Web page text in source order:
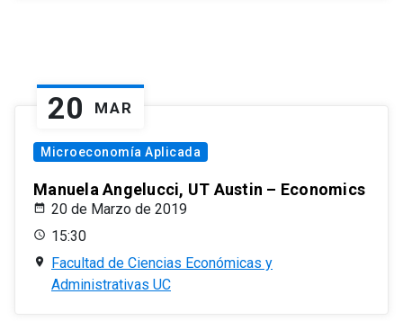
20 MAR
Microeconomía Aplicada
Manuela Angelucci, UT Austin – Economics
20 de Marzo de 2019
15:30
Facultad de Ciencias Económicas y
Administrativas UC